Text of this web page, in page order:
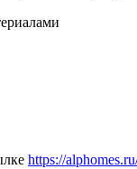
https://